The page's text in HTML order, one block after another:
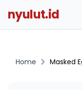
nyulut.id
Home Masked